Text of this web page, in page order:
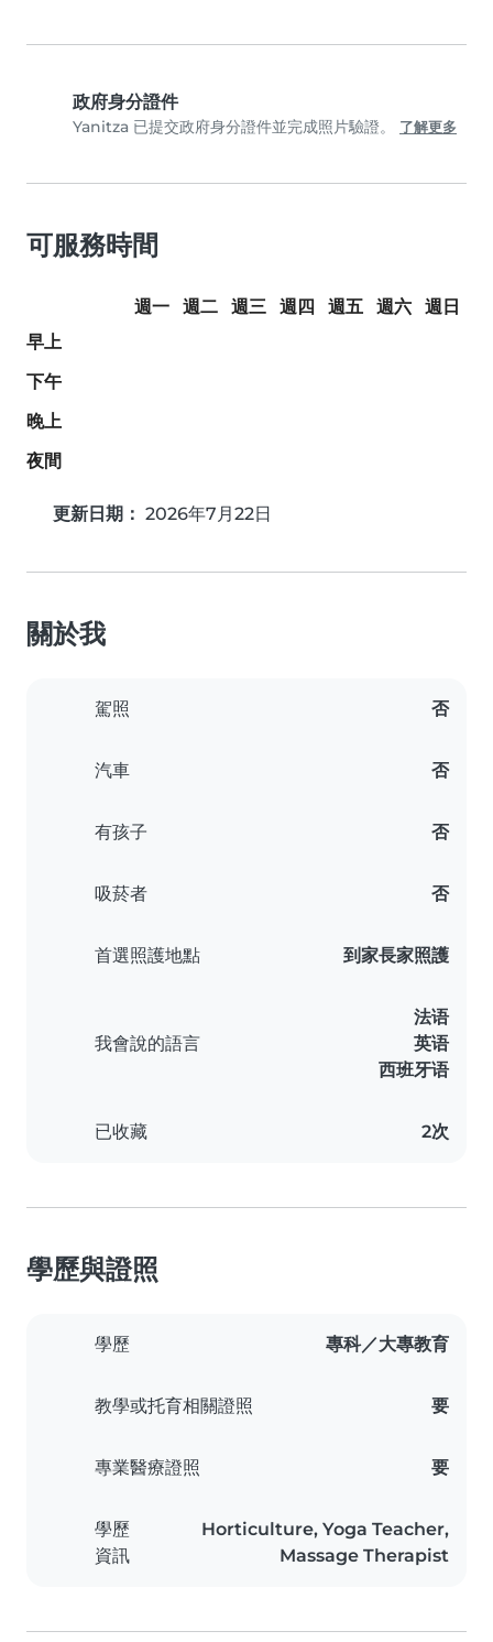
政府身分證件
Yanitza 已提交政府身分證件並完成照片驗證。 了解更多
可服務時間
週一 週二 週三 週四 週五 週六
週日
早上
下午
晚上
夜間
更新日期： 2026年7月22日
關於我
駕照 否
汽車 否
有孩子 否
吸菸者 否
首選照護地點 到家長家照護
我會說的語言
法语
英语
西班牙语
已收藏 2次
學歷與證照
學歷 專科／大專教育
教學或托育相關證照 要
專業醫療證照 要
學歷
資訊
Horticulture, Yoga Teacher,
Massage Therapist